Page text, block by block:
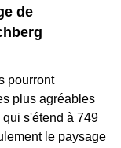
de
pourront
plus agréables
s'étend à 749
le paysage